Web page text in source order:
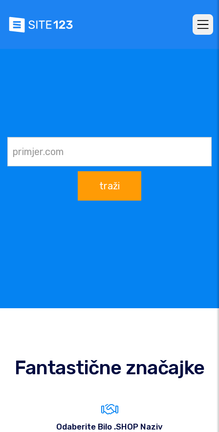
traži
Fantastične značajke
Odaberite Bilo .SHOP Naziv